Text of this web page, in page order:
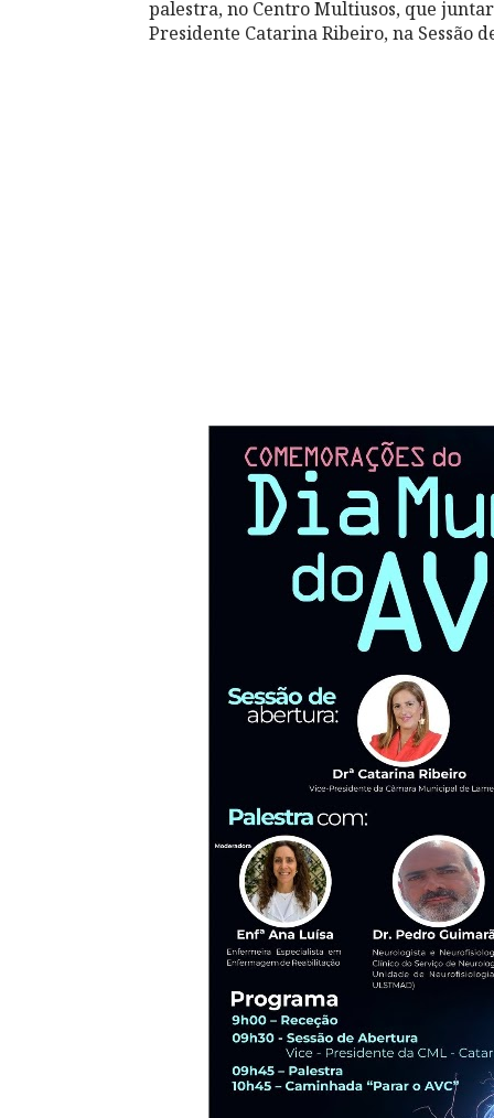
palestra, no Centro Multiusos, que
Presidente Catarina Ribeiro, na Sessão